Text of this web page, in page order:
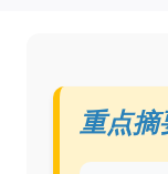
重点摘